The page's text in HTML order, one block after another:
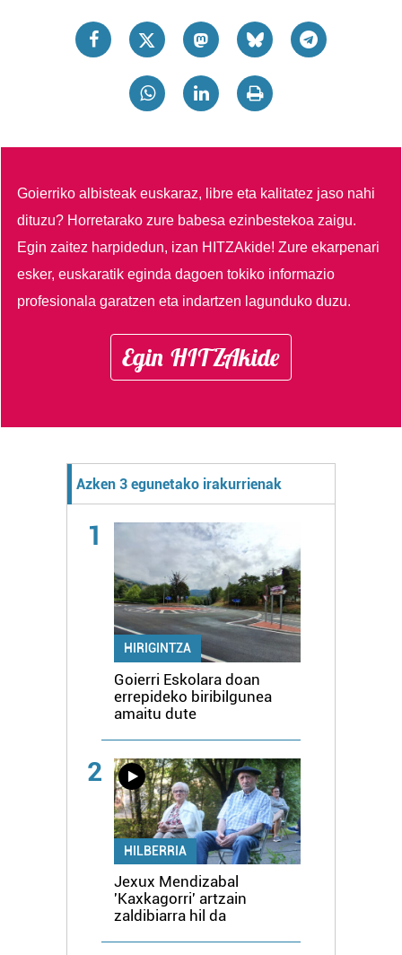
Goierriko albisteak euskaraz, libre eta kalitatez jaso nahi
dituzu? Horretarako zure babesa ezinbestekoa zaigu.
Egin zaitez harpidedun, izan HITZAkide!Zure ekarpenari
esker, euskaratik eginda dagoen tokiko informazio
profesionala garatzen eta indartzen lagunduko duzu.
Egin HITZAkide
Azken 3 egunetako irakurrienak
1
HIRIGINTZA
Goierri Eskolara doan
errepideko biribilgunea
amaitu dute
2
HILBERRIA
Jexux Mendizabal
'Kaxkagorri' artzain
zaldibiarra hil da